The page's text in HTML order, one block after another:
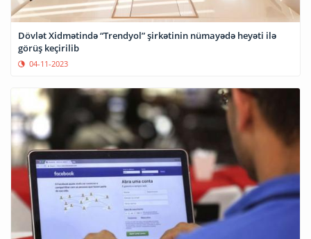
Dövlət Xidmətində “Trendyol” şirkətinin nümayədə heyəti ilə
görüş keçirilib
04-11-2023